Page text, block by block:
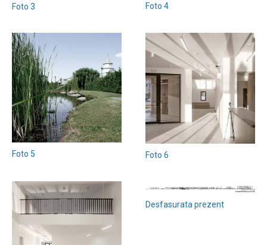
Foto 3 Foto 4
Foto 5 Foto 6
Desfasurata prezent